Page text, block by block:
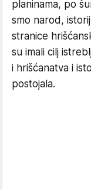
planinama, po
smo narod,
stranice
su imali cilj
i hrišćanatva i
postojala.